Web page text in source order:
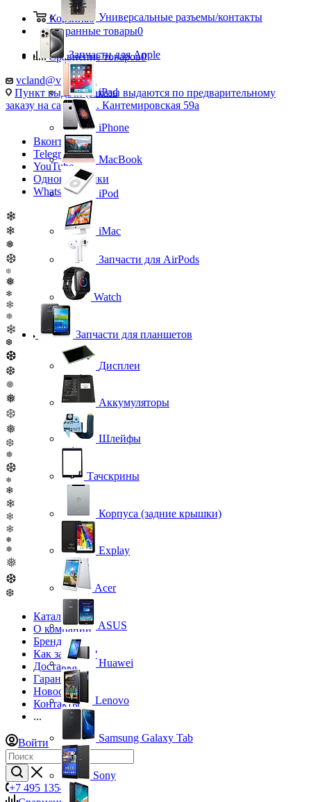
Корзина0
Избранные товары0
Сравнение товаров0
vcland@vcland.ru
Пункт выдачи (заказы выдаются по предварительному
заказу на сайте), ул. Кантемировская 59а
Вконтакте
Telegram
YouTube
Одноклассники
WhatsApp
❄
❄
❅
❆
❆
❅
❄
❄
❅
❄
❆
❆
❆
❅
❅
❆
❅
❆
❅
❆
❄
❄
❄
❄
❄
❅
❅
❅
❆
❆
Каталог
О компании
Бренды
Как заказать?
Доставка
Гарантия
Новости
Контакты
...
Войти
+7 495 135-39-43
Универсальные разъемы/контакты
Запчасти для Apple
iPad
iPhone
MacBook
iPod
iMac
Запчасти для AirPods
Watch
Запчасти для планшетов
Дисплеи
Аккумуляторы
Шлейфы
Тачскрины
Корпуса (задние крышки)
Explay
Acer
ASUS
Huawei
Lenovo
Samsung Galaxy Tab
Sony